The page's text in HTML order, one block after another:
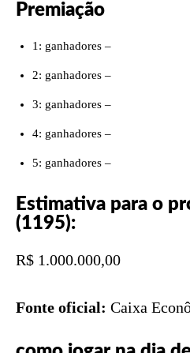
Premiação
1: ganhadores –
2: ganhadores –
3: ganhadores –
4: ganhadores –
5: ganhadores –
Estimativa para o
(1195):
R$ 1.000.000,00
Fonte oficial: Caixa